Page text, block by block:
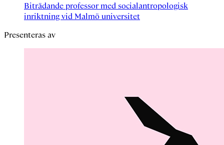
Biträdande professor med socialantropologisk
inriktning vid Malmö universitet
Presenteras av